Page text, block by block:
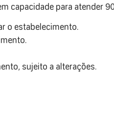
capacidade para atender
o estabelecimento.
sujeito a alterações.